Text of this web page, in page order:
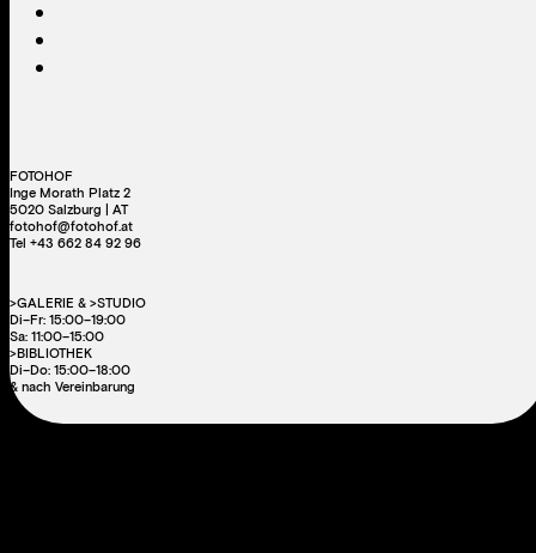
FOTOHOF
Inge Morath Platz 2
5020 Salzburg | AT
fotohof@fotohof.at
Tel +43 662 84 92 96
>GALERIE & >STUDIO
Di–Fr: 15:00–19:00
Sa: 11:00–15:00
>BIBLIOTHEK
Di–Do: 15:00–18:00
& nach Vereinbarung